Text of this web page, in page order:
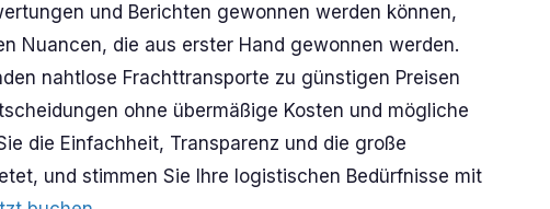
und Berichten gewonnen werden können,
Nuancen, die aus erster Hand gewonnen werden.
nahtlose Frachttransporte zu günstigen Preisen
ohne übermäßige Kosten und mögliche
die Einfachheit, Transparenz und die große
und stimmen Sie Ihre logistischen Bedürfnisse mit